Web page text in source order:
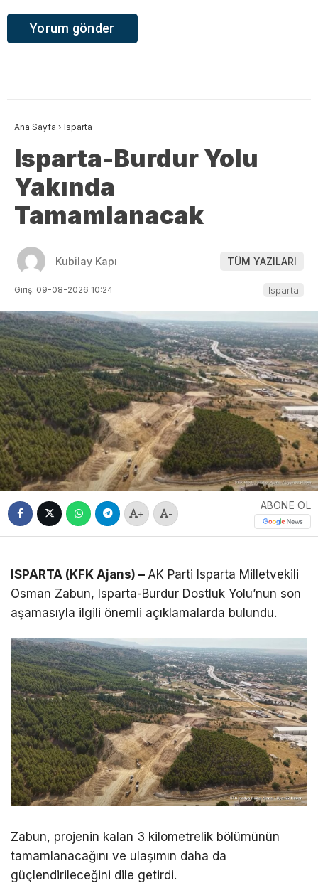
Ana Sayfa › Isparta
Isparta-Burdur Yolu
Yakında
Tamamlanacak
Kubilay Kapı TÜM YAZILARI
Giriş: 09-08-2026 10:24 Isparta
+ -
ABONE OL
ISPARTA (KFK Ajans) – AK Parti Isparta Milletvekili
Osman Zabun, Isparta-Burdur Dostluk Yolu’nun son
aşamasıyla ilgili önemli açıklamalarda bulundu.
Zabun, projenin kalan 3 kilometrelik bölümünün
tamamlanacağını ve ulaşımın daha da
güçlendirileceğini dile getirdi.